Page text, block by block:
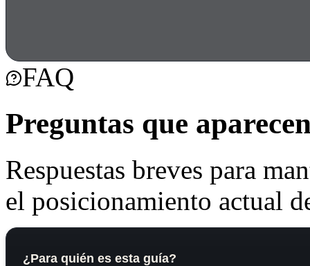
FAQ
Preguntas que
Respuestas breves para
el posicionamiento actual
¿Para quién es esta guía?